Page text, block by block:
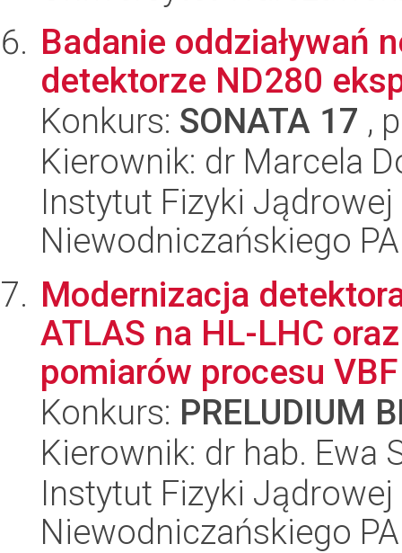
Badanie oddziaływań
detektorze ND280
Konkurs: SONATA 17 ,
Kierownik: dr Marcela
Instytut Fizyki
Niewodniczańskiego
Modernizacja
ATLAS na HL-LHC
pomiarów procesu
Konkurs: PRELUDIUM
Kierownik: dr hab. Ewa
Instytut Fizyki
Niewodniczańskiego